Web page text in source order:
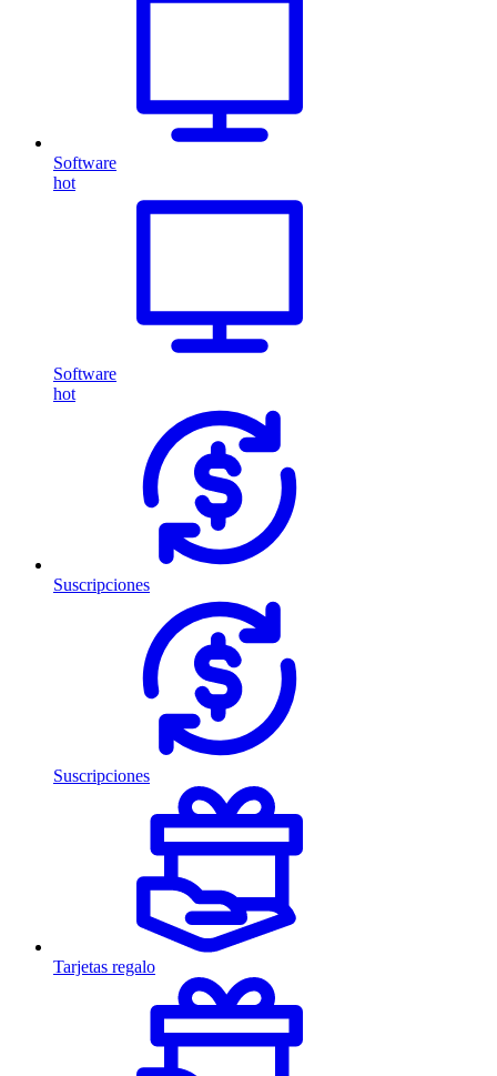
Software
hot
Software
hot
Suscripciones
Suscripciones
Tarjetas regalo